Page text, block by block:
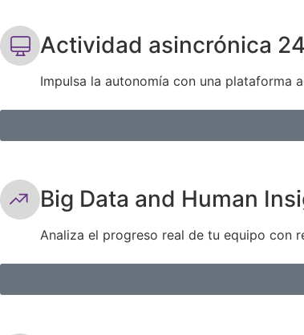
Actividad asincrónica
Impulsa la autonomía con una plataforma
Big Data and Human
Analiza el progreso real de tu equipo con